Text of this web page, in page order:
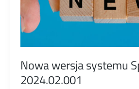
Nowa wersja systemu
2024.02.001